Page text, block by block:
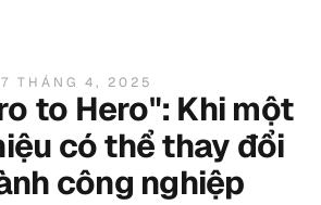
7 THÁNG 4, 2025
to Hero": Khi một
có thể thay đổi
công nghiệp